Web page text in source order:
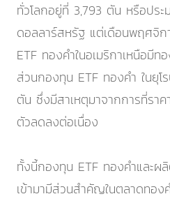
ทั่วโลกอยู่ที่ 3,793 ตัน หรือปร
ดอลลาร์สหรัฐ แต่เดือนพฤศจิ
ETF ทองคำในอเมริกาเหนือมี
ส่วนกองทุน ETF ทองคำ ในยุโ
ตัน ซึ่งมีสาเหตุมาจากการที่รา
ตัวลดลงต่อเนื่อง
ทั้งนี้กองทุน ETF ทองคำและผ
เข้ามามีส่วนสำคัญในตลาดทอ